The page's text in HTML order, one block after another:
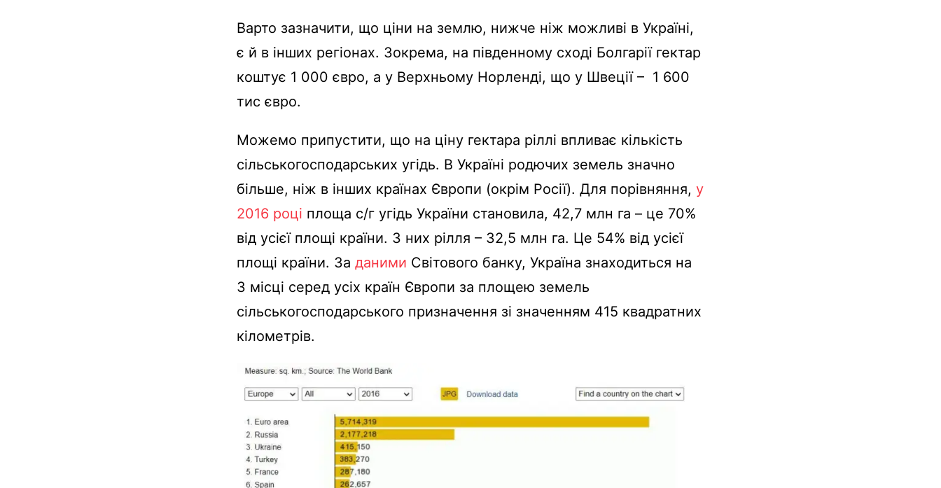
Варто зазначити, що ціни на землю, нижче ніж можливі в Україні,
є й в інших регіонах. Зокрема, на південному сході Болгарії гектар
коштує 1 000 євро, а у Верхньому Норленді, що у Швеції – 1 600
тис євро.
Можемо припустити, що на ціну гектара ріллі впливає кількість
сільськогосподарських угідь. В Україні родючих земель значно
більше, ніж в інших країнах Європи (окрім Росії). Для порівняння, у
2016 році площа с/г угідь України становила, 42,7 млн га – це 70%
від усієї площі країни. З них рілля – 32,5 млн га. Це 54% від усієї
площі країни. За даними Світового банку, Україна знаходиться на
3 місці серед усіх країн Європи за площею земель
сільськогосподарського призначення зі значенням 415 квадратних
кілометрів.